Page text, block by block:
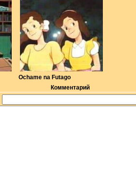
Ochame na Futago
Комментарий